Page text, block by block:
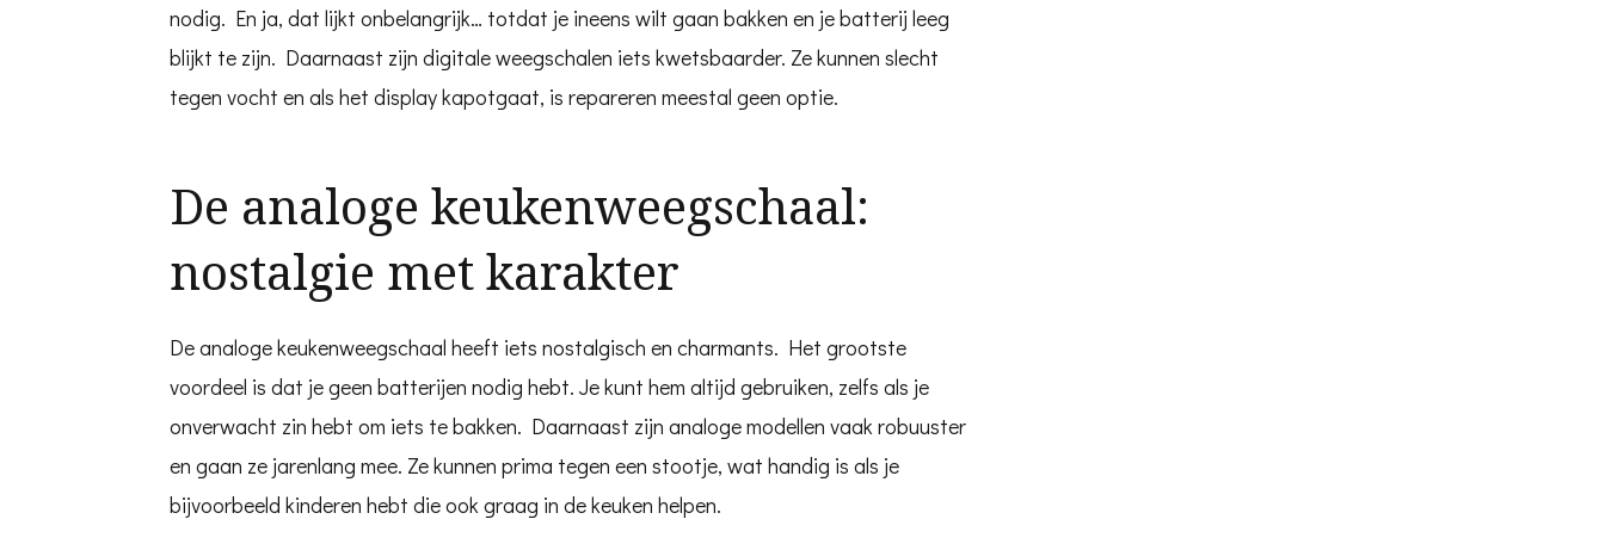
nodig. En ja, dat lijkt onbelangrijk… totdat je ineens wilt gaan bakken en je batterij leeg
blijkt te zijn. Daarnaast zijn digitale weegschalen iets kwetsbaarder. Ze kunnen slecht
tegen vocht en als het display kapotgaat, is repareren meestal geen optie.
De analoge keukenweegschaal:
nostalgie met karakter
De analoge keukenweegschaal heeft iets nostalgisch en charmants. Het grootste
voordeel is dat je geen batterijen nodig hebt. Je kunt hem altijd gebruiken, zelfs als je
onverwacht zin hebt om iets te bakken. Daarnaast zijn analoge modellen vaak robuuster
en gaan ze jarenlang mee. Ze kunnen prima tegen een stootje, wat handig is als je
bijvoorbeeld kinderen hebt die ook graag in de keuken helpen.